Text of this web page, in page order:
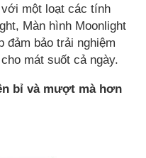
một loạt các tính
Màn hình Moonlight
đảm bảo trải nghiệm
mát suốt cả ngày.
bỉ và mượt mà hơn